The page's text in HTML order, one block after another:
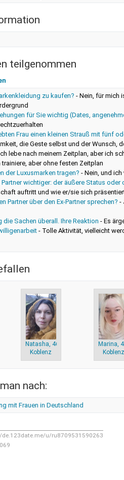
teilgenommen
zu kaufen? - Nein, für mich
für Sie wichtig (Dates,
Frau einen kleinen Strauß mit fünf
die Geste selbst und der Wunsch,
lebe nach meinem Zeitplan, aber ich
trainiere, aber ohne festen Zeitplan
der Luxusmarken tragen? - Nein, und
wichtiger: der äußere Status oder
auftritt und wie er/sie sich
Partner über den Ex-Partner sprechen? -
die Sachen überall. Ihre Reaktion - Es
- Tolle Aktivität, vielleicht
Natasha, 46,
Koblenz
Marina,
Koblenz
nach:
mit Frauen in Deutschland
de.123date.me/u/ru8709531590263